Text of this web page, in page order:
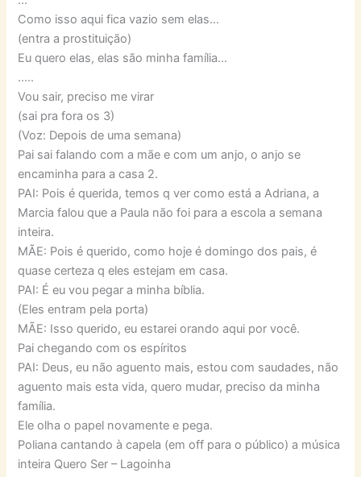
Como isso aqui fica vazio sem elas…
(entra a prostituição)
Eu quero elas, elas são minha família…
…..
Vou sair, preciso me virar
(sai pra fora os 3)
(Voz: Depois de uma semana)
Pai sai falando com a mãe e com um anjo, o anjo se
encaminha para a casa 2.
PAI: Pois é querida, temos q ver como está a Adriana, a
Marcia falou que a Paula não foi para a escola a semana
inteira.
MÃE: Pois é querido, como hoje é domingo dos pais, é
quase certeza q eles estejam em casa.
PAI: É eu vou pegar a minha bíblia.
(Eles entram pela porta)
MÃE: Isso querido, eu estarei orando aqui por você.
Pai chegando com os espíritos
PAI: Deus, eu não aguento mais, estou com saudades, não
aguento mais esta vida, quero mudar, preciso da minha
família.
Ele olha o papel novamente e pega.
Poliana cantando à capela (em off para o público) a música
inteira Quero Ser – Lagoinha